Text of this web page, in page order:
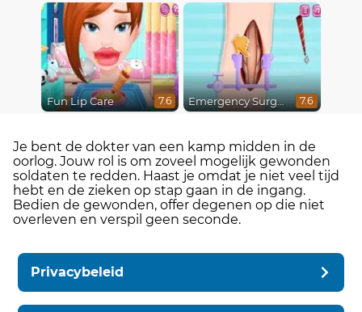
Fun Lip Care 7.6 Emergency Surgery 7.6
Je bent de dokter van een kamp midden in de
oorlog. Jouw rol is om zoveel mogelijk gewonden
soldaten te redden. Haast je omdat je niet veel tijd
hebt en de zieken op stap gaan in de ingang.
Bedien de gewonden, offer degenen op die niet
overleven en verspil geen seconde.
Privacybeleid